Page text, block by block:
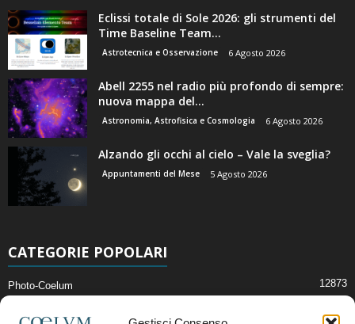
Eclissi totale di Sole 2026: gli strumenti del
Time Baseline Team...
Astrotecnica e Osservazione 6 Agosto 2026
Abell 2255 nel radio più profondo di sempre:
nuova mappa del...
Astronomia, Astrofisica e Cosmologia 6 Agosto 2026
Alzando gli occhi al cielo – Vale la sveglia?
Appuntamenti del Mese 5 Agosto 2026
CATEGORIE POPOLARI
Photo-Coelum 12873